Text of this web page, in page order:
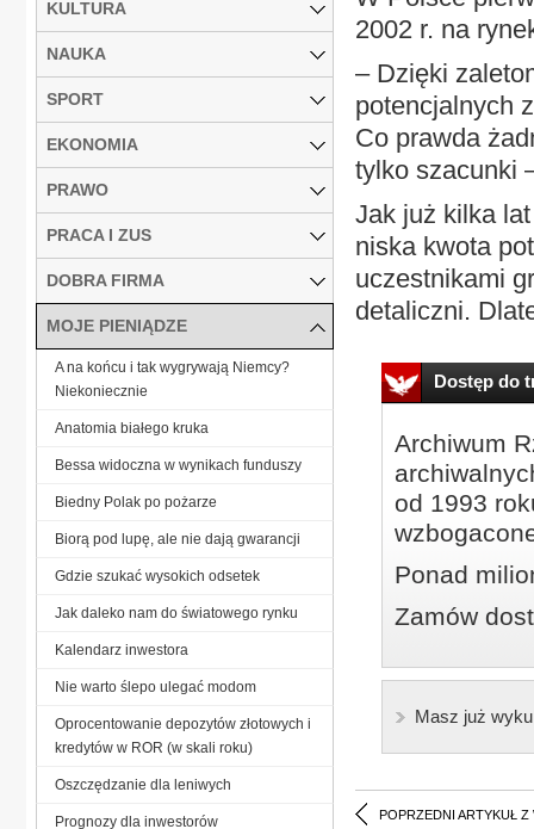
2002 r. na
– Dzięki
potencjalnych
Co prawda
tylko szacunki
Jak już kilka
niska kwota
uczestnikami
detaliczni.
Dostęp do
Archiwum
od 1993
Ponad
Zamów
Masz już
POPRZEDNI ARTYKUŁ Z
KULTURA
NAUKA
SPORT
EKONOMIA
PRAWO
PRACA I ZUS
DOBRA FIRMA
MOJE PIENIĄDZE
A na końcu i tak wygrywają Niemcy?
Niekoniecznie
Anatomia białego kruka
Bessa widoczna w wynikach funduszy
Biedny Polak po pożarze
Biorą pod lupę, ale nie dają gwarancji
Gdzie szukać wysokich odsetek
Jak daleko nam do światowego rynku
Kalendarz inwestora
Nie warto ślepo ulegać modom
Oprocentowanie depozytów złotowych i
kredytów w ROR (w skali roku)
Oszczędzanie dla leniwych
Prognozy dla inwestorów